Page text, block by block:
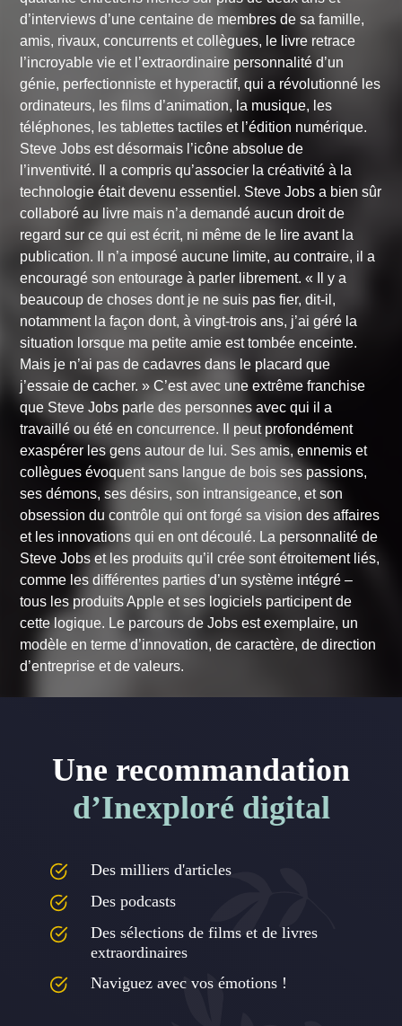
d’interviews d’une centaine de membres de sa famille,
amis, rivaux, concurrents et collègues, le livre retrace
l’incroyable vie et l’extraordinaire personnalité d’un
génie, perfectionniste et hyperactif, qui a révolutionné les
ordinateurs, les films d’animation, la musique, les
téléphones, les tablettes tactiles et l’édition numérique.
Steve Jobs est désormais l’icône absolue de
l’inventivité. Il a compris qu’associer la créativité à la
technologie était devenu essentiel. Steve Jobs a bien sûr
collaboré au livre mais n’a demandé aucun droit de
regard sur ce qui est écrit, ni même de le lire avant la
publication. Il n’a imposé aucune limite, au contraire, il a
encouragé son entourage à parler librement. « Il y a
beaucoup de choses dont je ne suis pas fier, dit-il,
notamment la façon dont, à vingt-trois ans, j’ai géré la
situation lorsque ma petite amie est tombée enceinte.
Mais je n’ai pas de cadavres dans le placard que
j’essaie de cacher. » C’est avec une extrême franchise
que Steve Jobs parle des personnes avec qui il a
travaillé ou été en concurrence. Il peut profondément
exaspérer les gens autour de lui. Ses amis, ennemis et
collègues évoquent sans langue de bois ses passions,
ses démons, ses désirs, son intransigeance, et son
obsession du contrôle qui ont forgé sa vision des affaires
et les innovations qui en ont découlé. La personnalité de
Steve Jobs et les produits qu’il crée sont étroitement liés,
comme les différentes parties d’un système intégré –
tous les produits Apple et ses logiciels participent de
cette logique. Le parcours de Jobs est exemplaire, un
modèle en terme d’innovation, de caractère, de direction
d’entreprise et de valeurs.
Une recommandation
d’Inexploré digital
Des milliers d'articles
Des podcasts
Des sélections de films et de livres
extraordinaires
Naviguez avec vos émotions !